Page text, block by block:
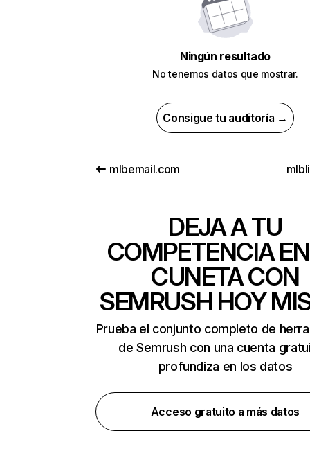
Ningún resultado
No tenemos datos que mostrar.
Consigue tu auditoría →
mlbemail.com
DEJA A TU
COMPETENCIA
CUNETA CON
SEMRUSH HOY
Prueba el conjunto completo de
de Semrush con una cuenta
profundiza en los datos
Acceso gratuito a más datos